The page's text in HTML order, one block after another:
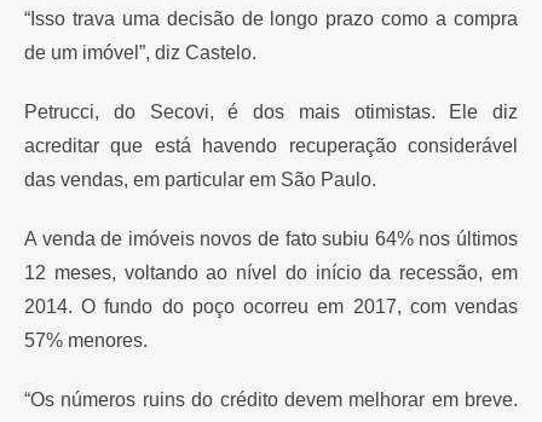
“Isso trava uma decisão de longo prazo como a compra
de um imóvel”, diz Castelo.
Petrucci, do Secovi, é dos mais otimistas. Ele diz
acreditar que está havendo recuperação considerável
das vendas, em particular em São Paulo.
A venda de imóveis novos de fato subiu 64% nos últimos
12 meses, voltando ao nível do início da recessão, em
2014. O fundo do poço ocorreu em 2017, com vendas
57% menores.
“Os números ruins do crédito devem melhorar em breve.